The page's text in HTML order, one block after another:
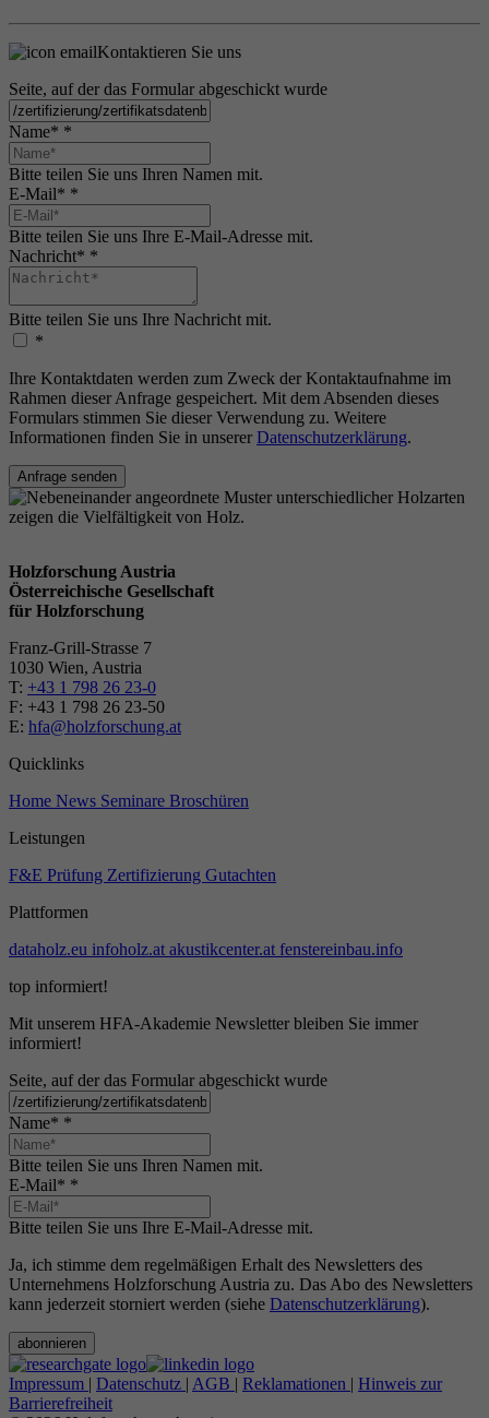
Kontaktieren Sie uns
Seite, auf der das Formular abgeschickt wurde
Name* *
Bitte teilen Sie uns Ihren Namen mit.
E-Mail* *
Bitte teilen Sie uns Ihre E-Mail-Adresse mit.
Nachricht* *
Bitte teilen Sie uns Ihre Nachricht mit.
*
Ihre Kontaktdaten werden zum Zweck der Kontaktaufnahme im
Rahmen dieser Anfrage gespeichert. Mit dem Absenden dieses
Formulars stimmen Sie dieser Verwendung zu. Weitere
Informationen finden Sie in unserer Datenschutzerklärung.
Anfrage senden
Holzforschung Austria
Österreichische Gesellschaft
für Holzforschung
Franz-Grill-Strasse 7
1030 Wien, Austria
T: +43 1 798 26 23-0
​​F: +43 1 798 26 23-50
E: hfa@holzforschung.at
Quicklinks
Home News Seminare Broschüren
Leistungen
F&E Prüfung Zertifizierung Gutachten
Plattformen
dataholz.eu infoholz.at akustikcenter.at fenstereinbau.info
top informiert!
Mit unserem HFA-Akademie Newsletter bleiben Sie immer
informiert!
Seite, auf der das Formular abgeschickt wurde
Name* *
Bitte teilen Sie uns Ihren Namen mit.
E-Mail* *
Bitte teilen Sie uns Ihre E-Mail-Adresse mit.
Ja, ich stimme dem regelmäßigen Erhalt des Newsletters des
Unternehmens Holzforschung Austria zu. Das Abo des Newsletters
kann jederzeit storniert werden (siehe Datenschutzerklärung).
abonnieren
Impressum | Datenschutz | AGB | Reklamationen | Hinweis zur
Barrierefreiheit